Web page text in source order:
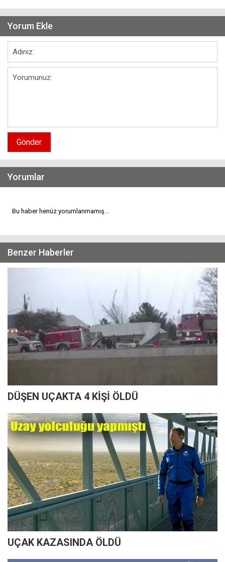
Yorum Ekle
Gönder
Yorumlar
Bu haber henüz yorumlanmamış...
Benzer Haberler
DÜŞEN UÇAKTA 4 KİŞİ ÖLDÜ
UÇAK KAZASINDA ÖLDÜ